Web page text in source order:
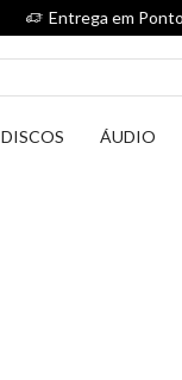
Entrega em Pontos
DISCOS ÁUDIO